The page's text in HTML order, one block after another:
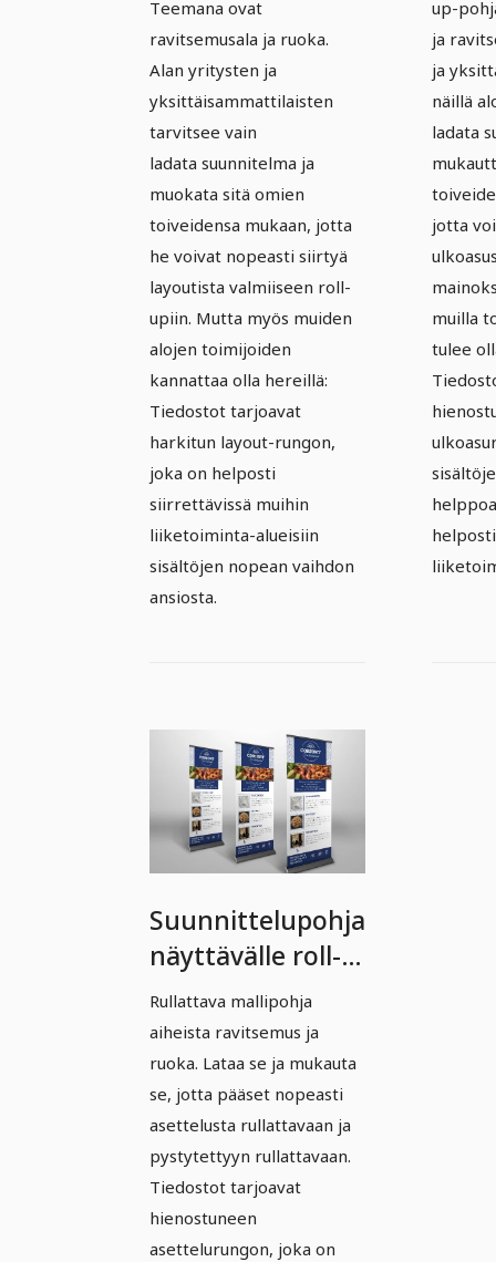
Teemana ovat
ravitsemusala ja ruoka.
Alan yritysten ja
yksittäisammattilaisten
tarvitsee vain
ladata suunnitelma ja
muokata sitä omien
toiveidensa mukaan, jotta
he voivat nopeasti siirtyä
layoutista valmiiseen roll-
upiin. Mutta myös muiden
alojen toimijoiden
kannattaa olla hereillä:
Tiedostot tarjoavat
harkitun layout-rungon,
joka on helposti
siirrettävissä muihin
liiketoiminta-alueisiin
sisältöjen nopean vaihdon
ansiosta.
up-
ja
ja
näillä
ladata
jotta
muilla
tulee
Suunnittelupohja
näyttävälle roll-
up-telineelle (Vol.
2) - Versio 3
Rullattava mallipohja
aiheista ravitsemus ja
ruoka. Lataa se ja mukauta
se, jotta pääset nopeasti
asettelusta rullattavaan ja
pystytettyyn rullattavaan.
Tiedostot tarjoavat
hienostuneen
asettelurungon, joka on